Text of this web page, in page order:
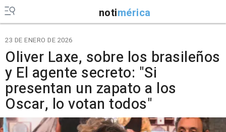
notimérica
23 DE ENERO DE 2026
Oliver Laxe, sobre los brasileños
y El agente secreto: "Si
presentan un zapato a los
Oscar, lo votan todos"